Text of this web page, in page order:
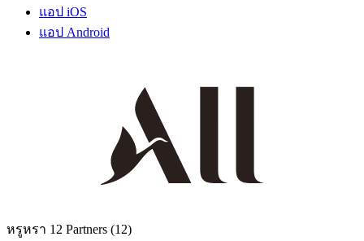
แอป iOS
แอป Android
หรูหรา 12 Partners (12)